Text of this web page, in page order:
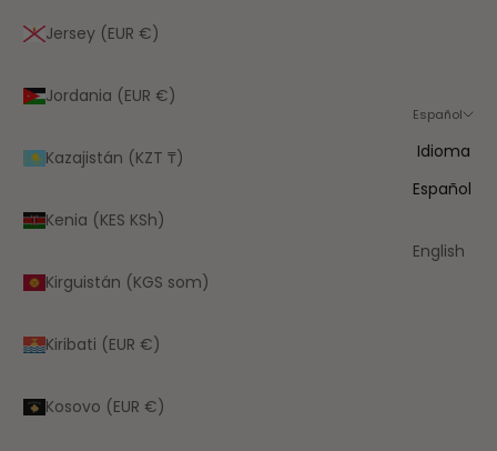
Jersey (EUR €)
Jordania (EUR €)
Kazajistán (KZT ₸)
Kenia (KES KSh)
Kirguistán (KGS som)
Kiribati (EUR €)
Kosovo (EUR €)
Español
Idioma
Español
English